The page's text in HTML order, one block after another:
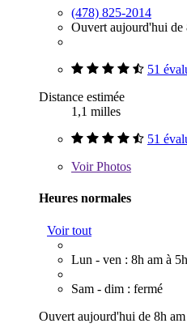
(478) 825-2014
Ouvert aujourd'hui de
51
Distance estimée
1,1 milles
51
VoirPhotos
Heures normales
Voir tout
Lun - ven : 8h am à
Sam - dim : fermé
Ouvert aujourd'hui de 8h